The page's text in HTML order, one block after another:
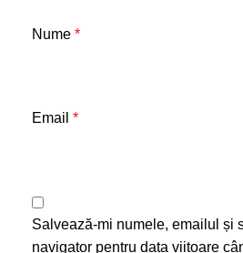
Nume *
Email *
Salvează-mi numele, emailul și
navigator pentru data viitoare